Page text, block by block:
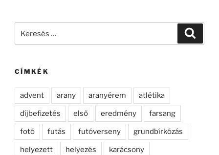
CÍMKÉK
advent arany aranyérem atlétika
díjbefizetés első eredmény farsang
fotó futás futóverseny grundbírkózás
helyezett helyezés karácsony